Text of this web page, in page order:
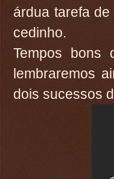
árdua tarefa
cedinho.
Tempos bons
lembraremos
dois sucessos